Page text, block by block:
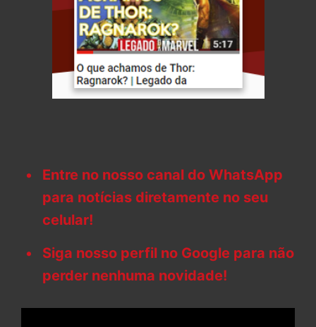
Entre no nosso canal do WhatsApp
para notícias diretamente no seu
celular!
Siga nosso perfil no Google para não
perder nenhuma novidade!